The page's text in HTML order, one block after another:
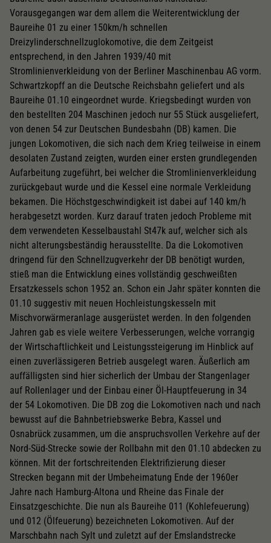
Vorausgegangen war dem allem die Weiterentwicklung der
Baureihe 01 zu einer 150km/h schnellen
Dreizylinderschnellzuglokomotive, die dem Zeitgeist
entsprechend, in den Jahren 1939/40 mit
Stromlinienverkleidung von der Berliner Maschinenbau AG vorm.
Schwartzkopff an die Deutsche Reichsbahn geliefert und als
Baureihe 01.10 eingeordnet wurde. Kriegsbedingt wurden von
den bestellten 204 Maschinen jedoch nur 55 Stück ausgeliefert,
von denen 54 zur Deutschen Bundesbahn (DB) kamen. Die
jungen Lokomotiven, die sich nach dem Krieg teilweise in einem
desolaten Zustand zeigten, wurden einer ersten grundlegenden
Aufarbeitung zugeführt, bei welcher die Stromlinienverkleidung
zurückgebaut wurde und die Kessel eine normale Verkleidung
bekamen. Die Höchstgeschwindigkeit ist dabei auf 140 km/h
herabgesetzt worden. Kurz darauf traten jedoch Probleme mit
dem verwendeten Kesselbaustahl St47k auf, welcher sich als
nicht alterungsbeständig herausstellte. Da die Lokomotiven
dringend für den Schnellzugverkehr der DB benötigt wurden,
stieß man die Entwicklung eines vollständig geschweißten
Ersatzkessels schon 1952 an. Schon ein Jahr später konnten die
01.10 suggestiv mit neuen Hochleistungskesseln mit
Mischvorwärmeranlage ausgerüstet werden. In den folgenden
Jahren gab es viele weitere Verbesserungen, welche vorrangig
der Wirtschaftlichkeit und Leistungssteigerung im Hinblick auf
einen zuverlässigeren Betrieb ausgelegt waren. Äußerlich am
auffälligsten sind hier sicherlich der Umbau der Stangenlager
auf Rollenlager und der Einbau einer Öl-Hauptfeuerung in 34
der 54 Lokomotiven. Die DB zog die Lokomotiven nach und nach
bewusst auf die Bahnbetriebswerke Bebra, Kassel und
Osnabrück zusammen, um die anspruchsvollen Verkehre auf der
Nord-Süd-Strecke sowie der Rollbahn mit den 01.10 abdecken zu
können. Mit der fortschreitenden Elektrifizierung dieser
Strecken begann mit der Umbeheimatung Ende der 1960er
Jahre nach Hamburg-Altona und Rheine das Finale der
Einsatzgeschichte. Die nun als Baureihe 011 (Kohlefeuerung)
und 012 (Ölfeuerung) bezeichneten Lokomotiven. Auf der
Marschbahn nach Sylt und zuletzt auf der Emslandstrecke